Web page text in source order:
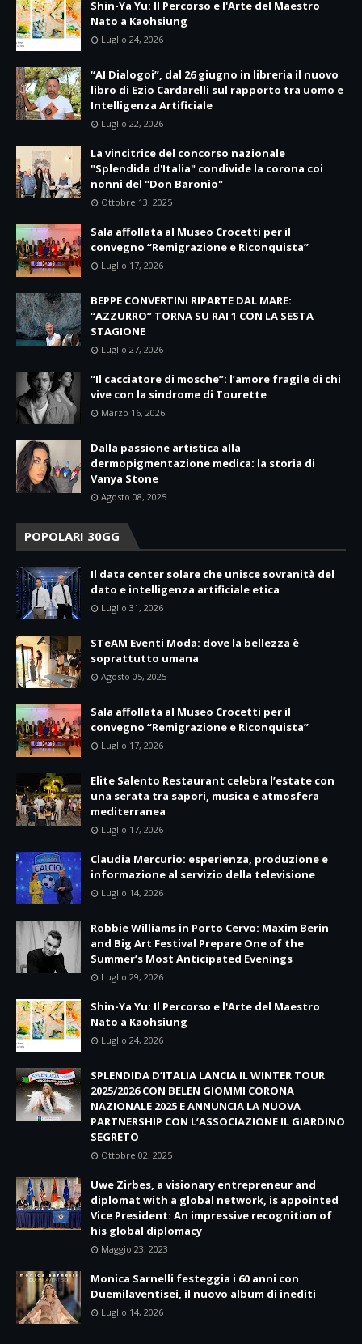
Shin-Ya Yu: Il Percorso e l'Arte del Maestro
Nato a Kaohsiung
Luglio 24, 2026
“AI Dialogoi”, dal 26 giugno in libreria il nuovo
libro di Ezio Cardarelli sul rapporto tra uomo e
Intelligenza Artificiale
Luglio 22, 2026
La vincitrice del concorso nazionale
"Splendida d'Italia" condivide la corona coi
nonni del "Don Baronio"
Ottobre 13, 2025
Sala affollata al Museo Crocetti per il
convegno “Remigrazione e Riconquista”
Luglio 17, 2026
BEPPE CONVERTINI RIPARTE DAL MARE:
“AZZURRO” TORNA SU RAI 1 CON LA SESTA
STAGIONE
Luglio 27, 2026
“Il cacciatore di mosche”: l’amore fragile di chi
vive con la sindrome di Tourette
Marzo 16, 2026
Dalla passione artistica alla
dermopigmentazione medica: la storia di
Vanya Stone
Agosto 08, 2025
POPOLARI 30GG
Il data center solare che unisce sovranità del
dato e intelligenza artificiale etica
Luglio 31, 2026
STeAM Eventi Moda: dove la bellezza è
soprattutto umana
Agosto 05, 2025
Sala affollata al Museo Crocetti per il
convegno “Remigrazione e Riconquista”
Luglio 17, 2026
Elite Salento Restaurant celebra l’estate con
una serata tra sapori, musica e atmosfera
mediterranea
Luglio 17, 2026
Claudia Mercurio: esperienza, produzione e
informazione al servizio della televisione
Luglio 14, 2026
Robbie Williams in Porto Cervo: Maxim Berin
and Big Art Festival Prepare One of the
Summer’s Most Anticipated Evenings
Luglio 29, 2026
Shin-Ya Yu: Il Percorso e l'Arte del Maestro
Nato a Kaohsiung
Luglio 24, 2026
SPLENDIDA D’ITALIA LANCIA IL WINTER TOUR
2025/2026 CON BELEN GIOMMI CORONA
NAZIONALE 2025 E ANNUNCIA LA NUOVA
PARTNERSHIP CON L’ASSOCIAZIONE IL GIARDINO
SEGRETO
Ottobre 02, 2025
Uwe Zirbes, a visionary entrepreneur and
diplomat with a global network, is appointed
Vice President: An impressive recognition of
his global diplomacy
Maggio 23, 2023
Monica Sarnelli festeggia i 60 anni con
Duemilaventisei, il nuovo album di inediti
Luglio 14, 2026